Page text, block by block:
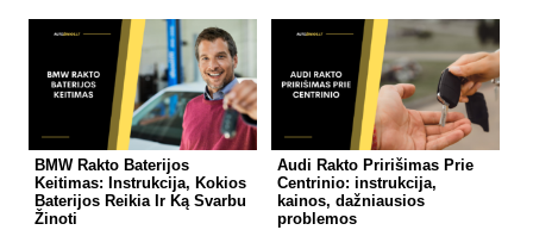
BMW Rakto Baterijos
Keitimas: Instrukcija, Kokios
Baterijos Reikia Ir Ką Svarbu
Žinoti
Audi Rakto Pririšimas Prie
Centrinio: instrukcija,
kainos, dažniausios
problemos